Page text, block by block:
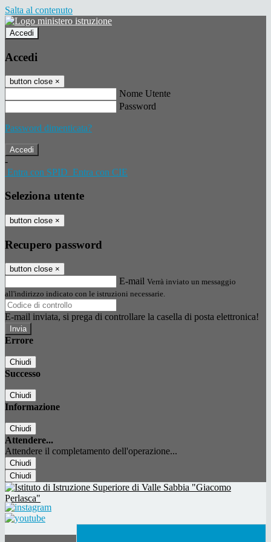
Salta al contenuto
Accedi
Accedi
button close ×
Nome Utente
Password
Password dimenticata?
-
Entra con SPID Entra con CIE
Seleziona utente
button close ×
Recupero password
button close ×
E-mail Verrà inviato un messaggio
all'indirizzo indicato con le istruzioni necessarie.
E-mail inviata, si prega di controllare la casella di posta elettronica!
Errore
Chiudi
Successo
Chiudi
Informazione
Chiudi
Attendere...
Attendere il completamento dell'operazione...
Chiudi
Chiudi